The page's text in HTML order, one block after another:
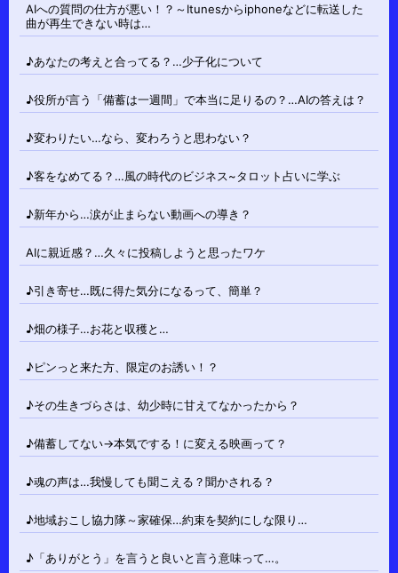
AIへの質問の仕方が悪い！？～Itunesからiphoneなどに転送した
曲が再生できない時は…
♪あなたの考えと合ってる？…少子化について
♪役所が言う「備蓄は一週間」で本当に足りるの？…AIの答えは？
♪変わりたい…なら、変わろうと思わない？
♪客をなめてる？…風の時代のビジネス~タロット占いに学ぶ
♪新年から…涙が止まらない動画への導き？
AIに親近感？…久々に投稿しようと思ったワケ
♪引き寄せ…既に得た気分になるって、簡単？
♪畑の様子…お花と収穫と…
♪ピンっと来た方、限定のお誘い！？
♪その生きづらさは、幼少時に甘えてなかったから？
♪備蓄してない→本気でする！に変える映画って？
♪魂の声は…我慢しても聞こえる？聞かされる？
♪地域おこし協力隊～家確保…約束を契約にしな限り…
♪「ありがとう」を言うと良いと言う意味って…。